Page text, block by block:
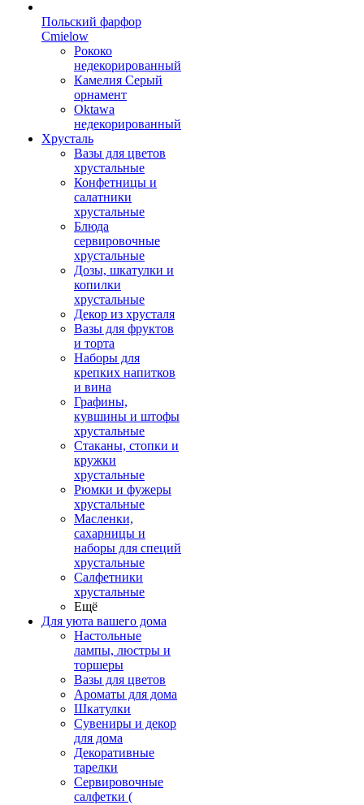
Польский фарфор
Сmielow
Рококо
недекорированный
Камелия Серый
орнамент
Oktawa
недекорированный
Хрусталь
Вазы для цветов
хрустальные
Конфетницы и
салатники
хрустальные
Блюда
сервировочные
хрустальные
Дозы, шкатулки и
копилки
хрустальные
Декор из хрусталя
Вазы для фруктов
и торта
Наборы для
крепких напитков
и вина
Графины,
кувшины и штофы
хрустальные
Стаканы, стопки и
кружки
хрустальные
Рюмки и фужеры
хрустальные
Масленки,
сахарницы и
наборы для специй
хрустальные
Салфетники
хрустальные
Ещё
Для уюта вашего дома
Настольные
лампы, люстры и
торшеры
Вазы для цветов
Ароматы для дома
Шкатулки
Сувениры и декор
для дома
Декоративные
тарелки
Сервировочные
салфетки (